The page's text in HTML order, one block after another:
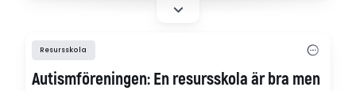
Resursskola
Autismföreningen: En resursskola är bra men